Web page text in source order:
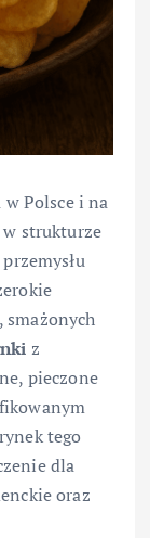
Polsce i na
strukturze
z
pieczone
tego
dla
oraz